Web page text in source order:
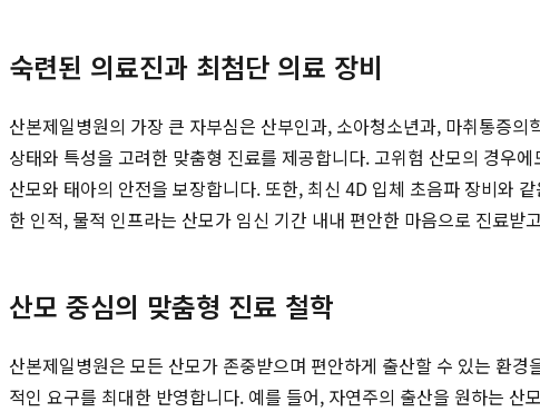
숙련된 의료진과 최첨단 의료 장비
산본제일병원의 가장 큰 자부심은 산부인과, 소아청소년과, 마취통증
상태와 특성을 고려한 맞춤형 진료를 제공합니다. 고위험 산모의 경우
산모와 태아의 안전을 보장합니다. 또한, 최신 4D 입체 초음파 장비와
한 인적, 물적 인프라는 산모가 임신 기간 내내 편안한 마음으로 진료받
산모 중심의 맞춤형 진료 철학
산본제일병원은 모든 산모가 존중받으며 편안하게 출산할 수 있는 환
적인 요구를 최대한 반영합니다. 예를 들어, 자연주의 출산을 원하는